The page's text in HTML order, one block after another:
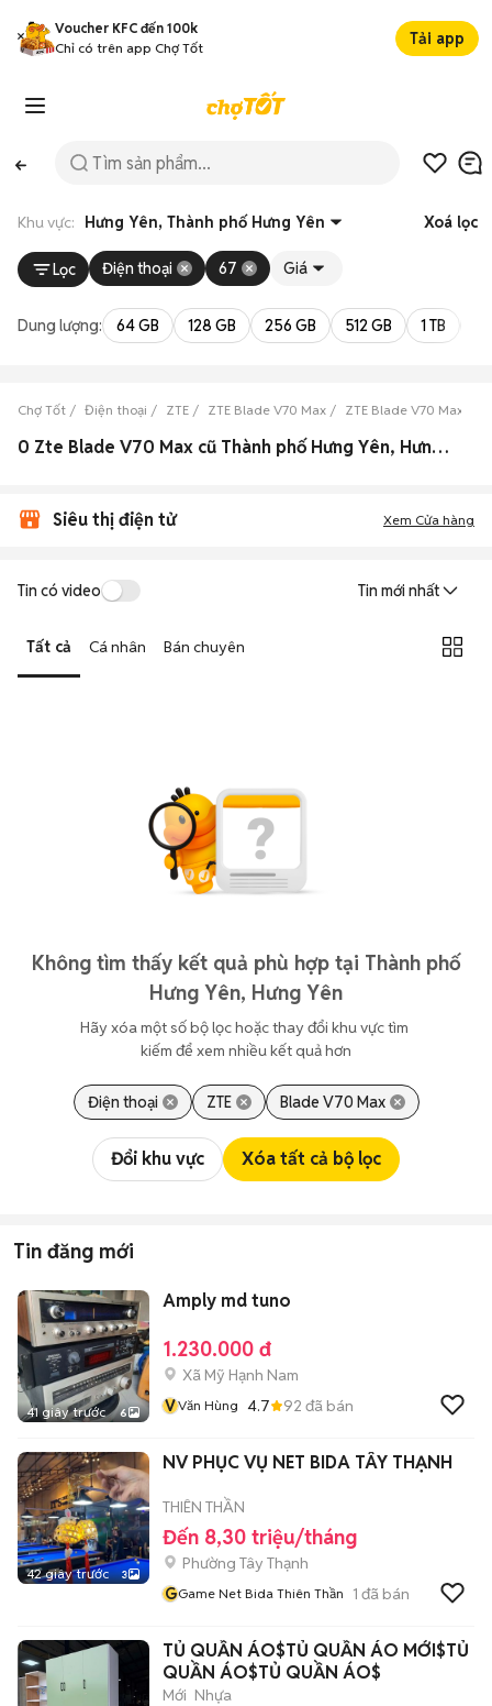
Voucher KFC đến 100k
Chỉ có trên app Chợ Tốt
Tải app
Khu vực: Hưng Yên, Thành phố Hưng Yên Xoá lọc
Lọc Điện thoại 67 Giá
Dung lượng: 64 GB 128 GB 256 GB 512 GB 1 TB
Chợ Tốt Điện thoại ZTE ZTE Blade V70 Max ZTE Blade V70 Max
0 Zte Blade V70 Max cũ Thành phố Hưng Yên, Hưng Yên đẹp
Siêu thị điện tử Xem Cửa hàng
Tin có video Tin mới nhất
Tất cả Cá nhân Bán chuyên
Không tìm thấy kết quả phù hợp tại Thành phố
Hưng Yên, Hưng Yên
Hãy xóa một số bộ lọc hoặc thay đổi khu vực tìm
kiếm để xem nhiều kết quả hơn
Điện thoại ZTE Blade V70 Max
Đổi khu vực Xóa tất cả bộ lọc
Tin đăng mới
41 giây trước 6
Amply md tuno
1.230.000 đ
Xã Mỹ Hạnh Nam
VVăn Hùng 4.7 92 đã bán
42 giây trước 3
NV PHỤC VỤ NET BIDA TÂY THẠNH
THIÊN THẦN
Đến 8,30 triệu/tháng
Phường Tây Thạnh
GGame Net Bida Thiên Thần 1 đã bán
TỦ QUẦN ÁO$TỦ QUẦN ÁO MỚI$TỦ
QUẦN ÁO$TỦ QUẦN ÁO$
Mới Nhựa